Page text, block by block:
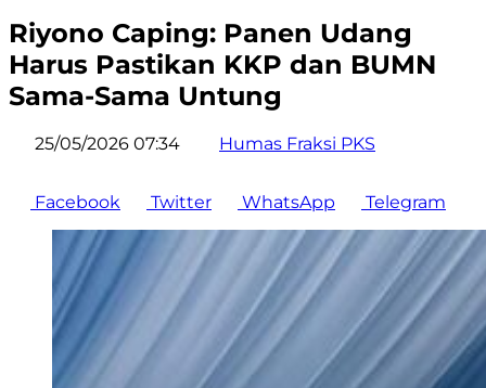
Riyono Caping: Panen Udang
Harus Pastikan KKP dan BUMN
Sama-Sama Untung
25/05/2026 07:34 Humas Fraksi PKS
Facebook Twitter WhatsApp Telegram